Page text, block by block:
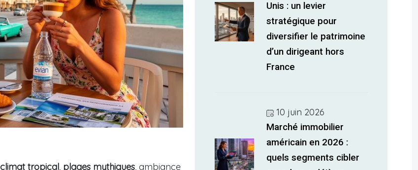
climat tropical, plages mythiques, ambiance
Unis : un levier
stratégique pour
diversifier le patrimoine
d’un dirigeant hors
France
10 juin 2026
Marché immobilier
américain en 2026 :
quels segments cibler